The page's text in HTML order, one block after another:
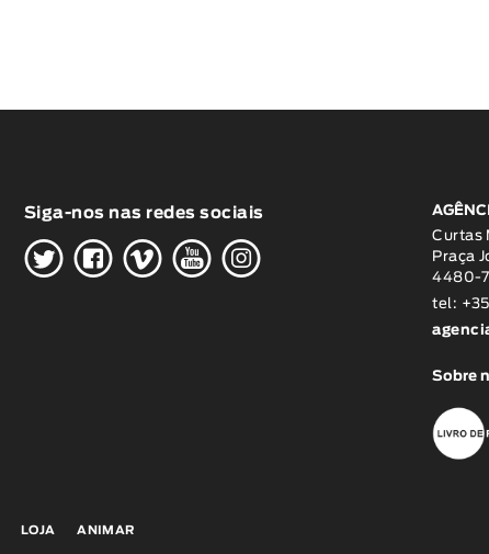
Siga-nos nas redes sociais
HGWOK
Curtas
Praça
4480-
tel:
Sobre
LOJA ANIMAR